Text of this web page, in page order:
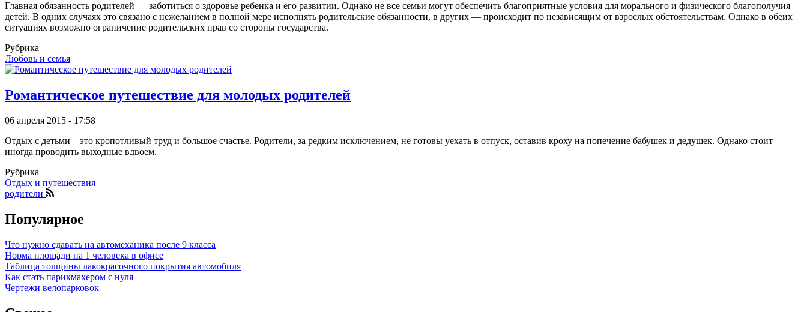
Главная обязанность родителей — заботиться о здоровье ребенка и его развитии. Однако не все семьи могут обеспечить благоприятные условия для морального и физического благополучия
детей. В одних случаях это связано с нежеланием в полной мере исполнять родительские обязанности, в других — происходит по независящим от взрослых обстоятельствам. Однако в обеих
ситуациях возможно ограничение родительских прав со стороны государства.
Рубрика
Любовь и семья
Романтическое путешествие для молодых родителей
06 апреля 2015 - 17:58
Отдых с детьми – это кропотливый труд и большое счастье. Родители, за редким исключением, не готовы уехать в отпуск, оставив кроху на попечение бабушек и дедушек. Однако стоит
иногда проводить выходные вдвоем.
Рубрика
Отдых и путешествия
родители
Популярное
Что нужно сдавать на автомеханика после 9 класса
Норма площади на 1 человека в офисе
Таблица толщины лакокрасочного покрытия автомобиля
Как стать парикмахером с нуля
Чертежи велопарковок